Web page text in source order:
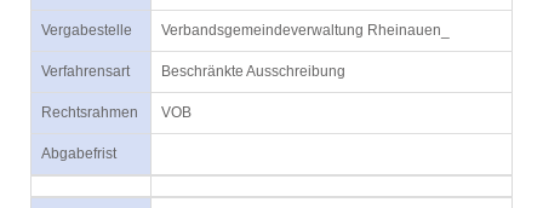
Vergabestelle Verbandsgemeindeverwaltung Rheinauen_
Verfahrensart Beschränkte Ausschreibung
Rechtsrahmen VOB
Abgabefrist